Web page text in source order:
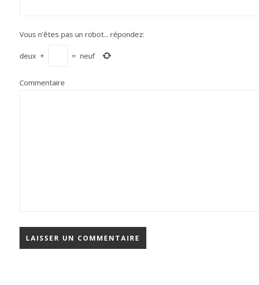
Vous n'êtes pas un robot... répondez:
deux + = neuf
Commentaire